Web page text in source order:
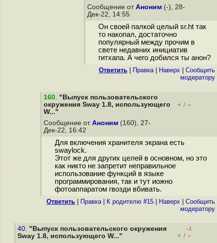
Сообщение от Аноним (-), 28-
Дек-22, 14:55
Он своей палкой целый sr.ht так
то накопал, достаточно
популярный между прочим в
свете недавних инициатив
гитхапа. А чего добился ты анон?
Ответить Правка| Наверх
Cообщить
модератору
160. "Выпуск пользовательского
окружения Sway 1.8, использующего
W..."
+ / –
Сообщение от Аноним (160), 27-
Дек-22, 16:42
Для включения хранителя экрана есть
swaylock.
Этот же для других целей в основном, но это
как никто не запретит неправильное
использование функций в языке
программирования, так и тут иожно
фотоаппаратом гвозди вбивать.
Ответить Правка| К родителю #15 Наверх
Cообщить
модератору
40. "Выпуск пользовательского окружения
Sway 1.8, использующего W..."
–1
+ / –